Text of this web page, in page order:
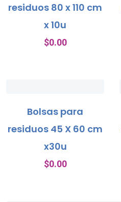
residuos 80 x 110 cm
x 10u
$0.00
Bolsas para
residuos 45 X 60 cm
x30u
$0.00